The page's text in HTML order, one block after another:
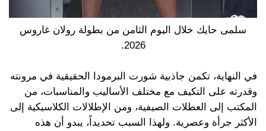
سلمى حايك خلال اليوم الثامن من بطولة رولان غاروس
2026.
في النهاية، تكمن جاذبية شورت البرمودا الحقيقية في مرونته
وقدرته على التكيف مع مختلف الأساليب والمناسبات، من
المكتب إلى العطلات الصيفية، ومن الإطلالات الكلاسيكية إلى
الأكثر جرأة وعصرية. ولهذا السبب تحديداً، يبدو أن هذه